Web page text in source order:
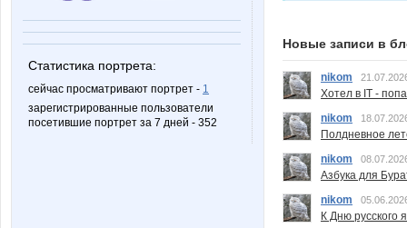
Статистика портрета:
сейчас просматривают портрет - 1
зарегистрированные пользователи
посетившие портрет за 7 дней - 352
Новые записи в
nikom
Хотел в IT -
nikom
Полдневное
nikom
Азбука для
nikom
К Дню русского